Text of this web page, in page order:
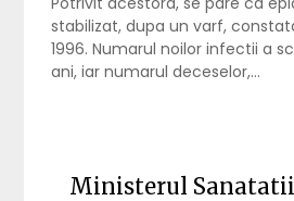
stabilizat, dupa un varf,
1996. Numarul noilor infectii a
ani, iar numarul deceselor,…
Ministerul